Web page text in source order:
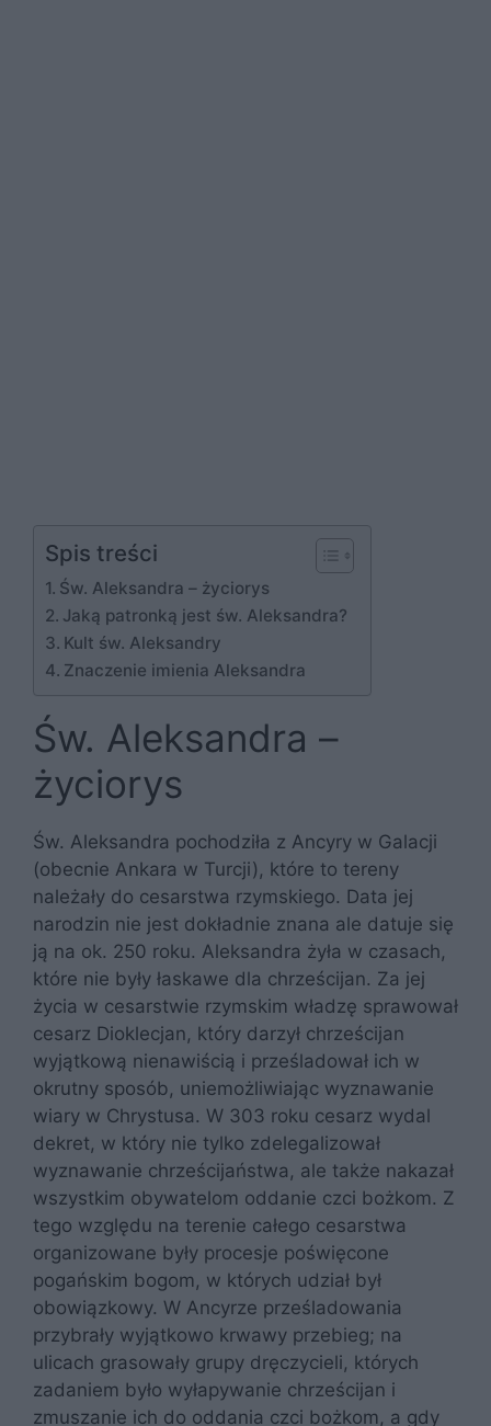
Spis treści
Św. Aleksandra – życiorys
Jaką patronką jest św. Aleksandra?
Kult św. Aleksandry
Znaczenie imienia Aleksandra
Św. Aleksandra –
życiorys
Św. Aleksandra pochodziła z Ancyry w Galacji
(obecnie Ankara w Turcji), które to tereny
należały do cesarstwa rzymskiego. Data jej
narodzin nie jest dokładnie znana ale datuje się
ją na ok. 250 roku. Aleksandra żyła w czasach,
które nie były łaskawe dla chrześcijan. Za jej
życia w cesarstwie rzymskim władzę sprawował
cesarz Dioklecjan, który darzył chrześcijan
wyjątkową nienawiścią i prześladował ich w
okrutny sposób, uniemożliwiając wyznawanie
wiary w Chrystusa. W 303 roku cesarz wydal
dekret, w który nie tylko zdelegalizował
wyznawanie chrześcijaństwa, ale także nakazał
wszystkim obywatelom oddanie czci bożkom. Z
tego względu na terenie całego cesarstwa
organizowane były procesje poświęcone
pogańskim bogom, w których udział był
obowiązkowy. W Ancyrze prześladowania
przybrały wyjątkowo krwawy przebieg; na
ulicach grasowały grupy dręczycieli, których
zadaniem było wyłapywanie chrześcijan i
zmuszanie ich do oddania czci bożkom, a gdy